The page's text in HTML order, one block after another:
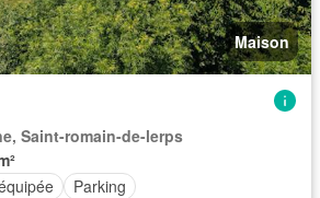
Maison
Saint-romain-de-lerps
Parking